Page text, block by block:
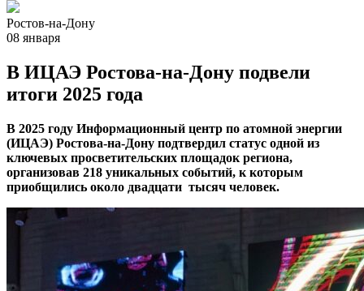
Ростов-на-Дону
08 января
В ИЦАЭ Ростова-на-Дону подвели
итоги 2025 года
В 2025 году Информационный центр по атомной энергии
(ИЦАЭ) Ростова-на-Дону подтвердил статус одной из
ключевых просветительских площадок региона,
организовав 218 уникальных событий, к которым
приобщились около двадцати тысяч человек.